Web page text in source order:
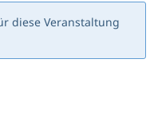
diese Veranstaltung